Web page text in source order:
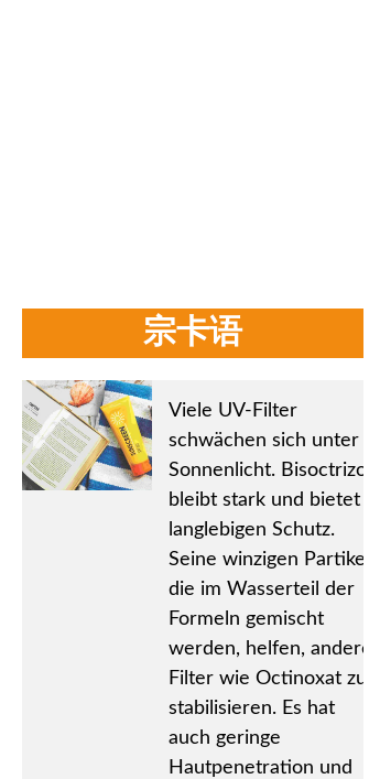
宗卡语
Viele UV-Filter
schwächen sich unter
Sonnenlicht. Bisoctrizol
bleibt stark und bietet
langlebigen Schutz.
Seine winzigen Partikel,
die im Wasserteil der
Formeln gemischt
werden, helfen, andere
Filter wie Octinoxat zu
stabilisieren. Es hat
auch geringe
Hautpenetration und